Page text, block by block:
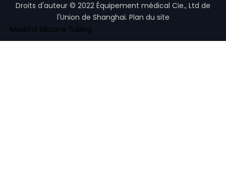
Droits d'auteur © 2022 Équipement médical Cie., Ltd de
l'Union de Shanghai. Plan du site
Medical Silicone Tubing